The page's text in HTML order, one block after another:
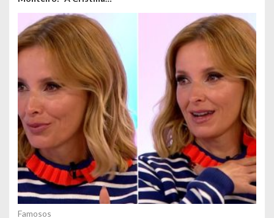
Famosos